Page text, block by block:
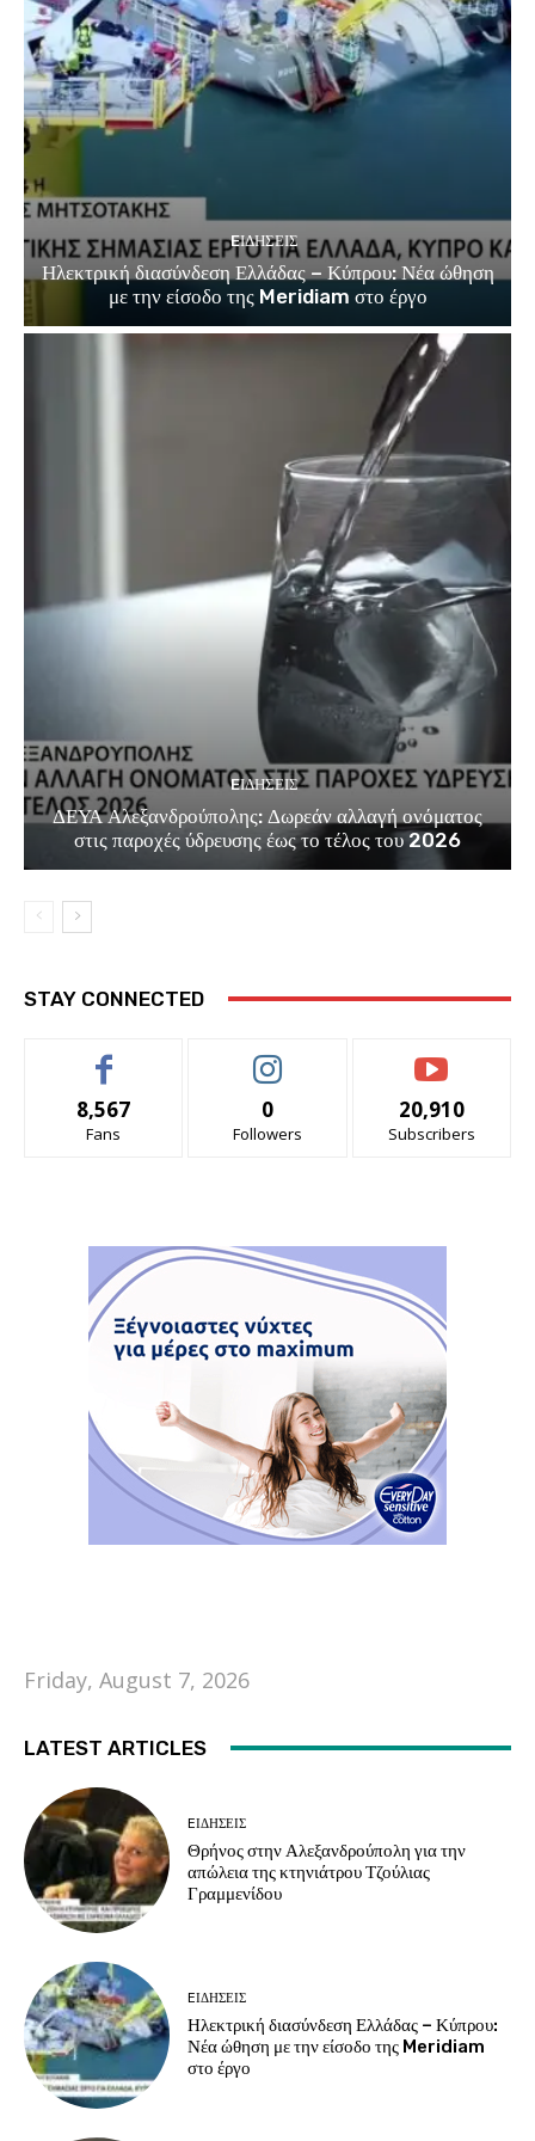
EΙΔΗΣΕΙΣ
Ηλεκτρική διασύνδεση Ελλάδας – Κύπρου: Νέα ώθηση
με την είσοδο της Meridiam στο έργο
EΙΔΗΣΕΙΣ
ΔΕΥΑ Αλεξανδρούπολης: Δωρεάν αλλαγή ονόματος
στις παροχές ύδρευσης έως το τέλος του 2026
STAY CONNECTED
8,567
Fans
0
Followers
20,910
Subscribers
Friday, August 7, 2026
LATEST ARTICLES
EΙΔΗΣΕΙΣ
Θρήνος στην Αλεξανδρούπολη για την
απώλεια της κτηνιάτρου Τζούλιας
Γραμμενίδου
EΙΔΗΣΕΙΣ
Ηλεκτρική διασύνδεση Ελλάδας – Κύπρου:
Νέα ώθηση με την είσοδο της Meridiam
στο έργο